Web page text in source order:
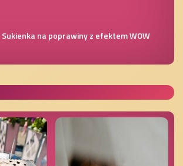
Sukienka na poprawiny z efektem WOW